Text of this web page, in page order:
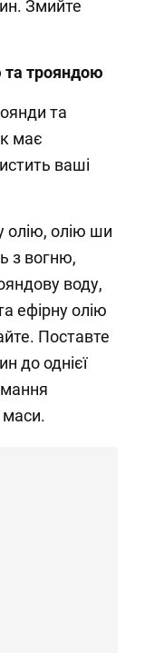
Змийте
трояндою
та
має
ваші
олію, олію ши
з вогню,
воду,
ефірну олію
Поставте
до однієї
маси.